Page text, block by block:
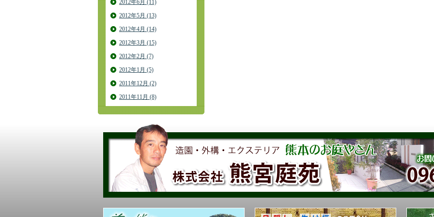
2012年6月 (11)
2012年5月 (13)
2012年4月 (14)
2012年3月 (15)
2012年2月 (7)
2012年1月 (5)
2011年12月 (2)
2011年11月 (8)